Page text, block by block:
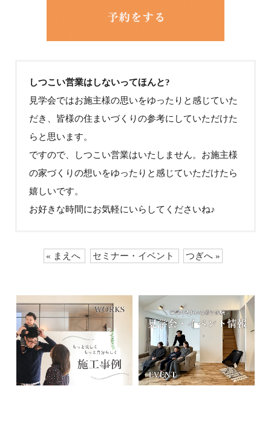
しつこい営業はしないってほんと?
見学会ではお施主様の思いをゆったりと感じていた
だき、皆様の住まいづくりの参考にしていただけた
らと思います。
ですので、しつこい営業はいたしません。お施主様
の家づくりの想いをゆったりと感じていただけたら
嬉しいです。
お好きな時間にお気軽にいらしてくださいね♪
« まえへ セミナー・イベント つぎへ »